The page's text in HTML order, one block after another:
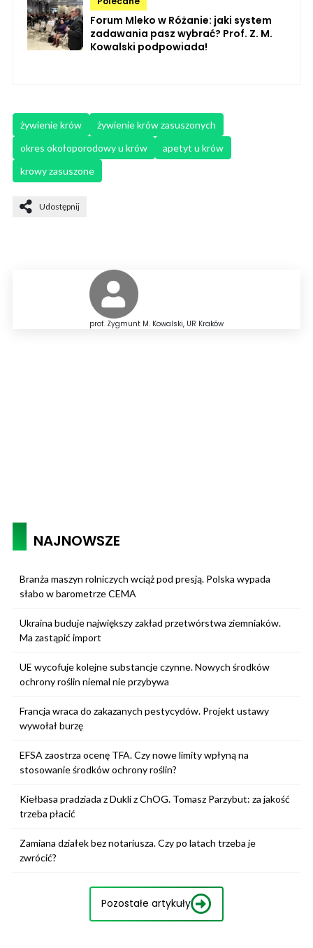
Forum Mleko w Różanie: jaki system
zadawania pasz wybrać? Prof. Z. M.
Kowalski podpowiada!
żywienie krów
żywienie krów zasuszonych
okres okołoporodowy u krów
apetyt u krów
krowy zasuszone
Udostępnij
prof. Zygmunt M. Kowalski, UR Kraków
NAJNOWSZE
Branża maszyn rolniczych wciąż pod presją. Polska wypada
słabo w barometrze CEMA
Ukraina buduje największy zakład przetwórstwa ziemniaków.
Ma zastąpić import
UE wycofuje kolejne substancje czynne. Nowych środków
ochrony roślin niemal nie przybywa
Francja wraca do zakazanych pestycydów. Projekt ustawy
wywołał burzę
EFSA zaostrza ocenę TFA. Czy nowe limity wpłyną na
stosowanie środków ochrony roślin?
Kiełbasa pradziada z Dukli z ChOG. Tomasz Parzybut: za jakość
trzeba płacić
Zamiana działek bez notariusza. Czy po latach trzeba je
zwrócić?
Pozostałe artykuły